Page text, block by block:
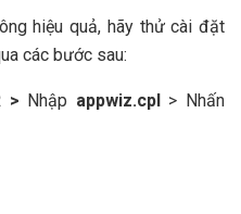
hiệu quả, hãy thử cài đặt
các bước sau:
> Nhập appwiz.cpl
> Nhấn